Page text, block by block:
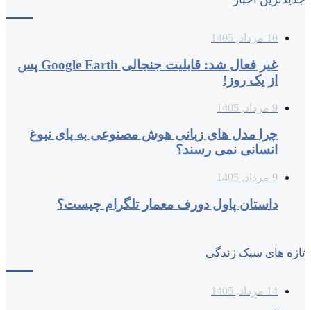
10 مرداد, 1405
غیر فعال شد: قابلیت جنجالی Google Earth پس
از یک روز!
9 مرداد, 1405
چرا مدل‌ های زبانی هوش مصنوعی به پای نبوغ
انسانی نمی‌ رسند؟
9 مرداد, 1405
داستان پاول دورف معمار تلگرام چیست؟
تازه های سبک زندگی
14 مرداد, 1405